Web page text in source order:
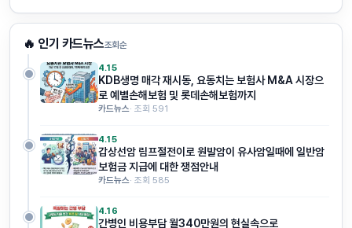
🔥 인기 카드뉴스조회순
4.15
KDB생명 매각 재시동, 요동치는 보험사 M&A 시장으
로 예별손해보험 및 롯데손해보험까지
카드뉴스· 조회 591
4.15
갑상선암 림프절전이로 원발암이 유사암일때에 일반암
보험금 지급에 대한 쟁점안내
카드뉴스· 조회 585
4.16
간병인 비용부담 월340만원의 현실속으로